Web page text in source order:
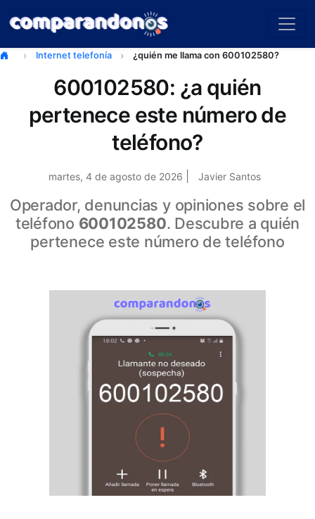
Internet telefonía ¿quién me llama con 600102580?
600102580: ¿a quién
pertenece este número de
teléfono?
martes, 4 de agosto de 2026 Javier Santos
Operador, denuncias y opiniones sobre el
teléfono 600102580. Descubre a quién
pertenece este número de teléfono